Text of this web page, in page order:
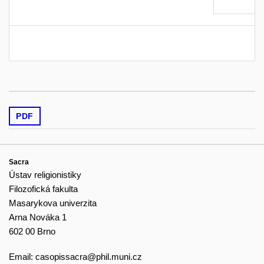
PDF
Sacra
Ústav religionistiky
Filozofická fakulta
Masarykova univerzita
Arna Nováka 1
602 00 Brno
Email: casopissacra@phil.muni.cz